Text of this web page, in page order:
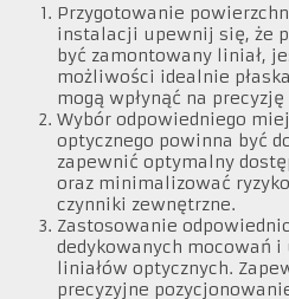
Przygotowanie
instalacji upewnij się, że
być zamontowany liniał,
możliwości idealnie
mogą wpłynąć na
Wybór odpowiedniego
optycznego powinna być
zapewnić optymalny
oraz minimalizować
czynniki zewnętrzne.
Zastosowanie
dedykowanych mocowań
liniałów optycznych.
precyzyjne